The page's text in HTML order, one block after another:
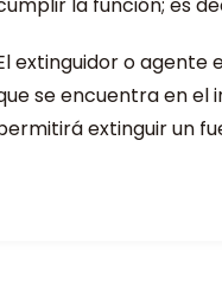
extinguidor o agente
se encuentra en el
extinguir un